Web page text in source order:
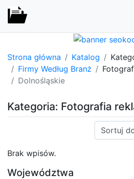
Strona główna Katalog
Firmy Według Branż
Dolnośląskie
Kategoria: Fotografia
Sortuj:
Brak wpisów.
Województwa